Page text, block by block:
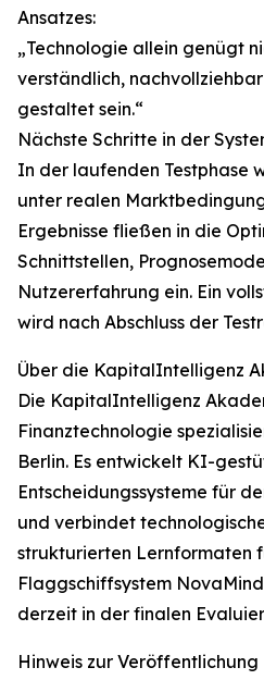
Ansatzes:
„Technologie allein genügt
verständlich,
gestaltet sein.“
Nächste Schritte in der
In der laufenden Testphase
unter realen
Ergebnisse fließen in die
Schnittstellen,
Nutzererfahrung ein. Ein
wird nach Abschluss der
Über die KapitalIntelligenz
Die KapitalIntelligenz
Finanztechnologie
Berlin. Es entwickelt KI-
Entscheidungssysteme für
und verbindet
strukturierten Lernformaten
Flaggschiffsystem
derzeit in der finalen
Hinweis zur Veröffentlichung